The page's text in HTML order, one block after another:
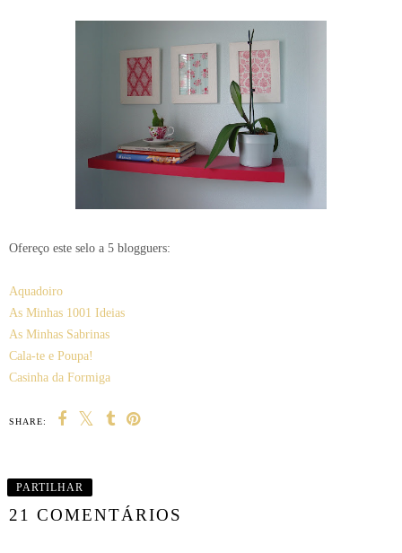
Ofereço este selo a 5 blogguers:
Aquadoiro
As Minhas 1001 Ideias
As Minhas Sabrinas
Cala-te e Poupa!
Casinha da Formiga
SHARE:
PARTILHAR
21 COMENTÁRIOS